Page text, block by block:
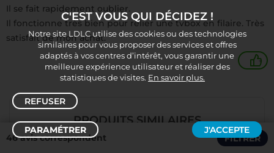
46 avis correspondent FILTRER
Trier /Filtrer
Il se fait rapidement oublier.
Il fonctionne très bien pour relier une tvbox en filaire. Très
satisfait de mon achat.
+
PRODUITS SIMILAIRES
C'EST VOUS QUI DÉCIDEZ !
Notre site LDLC utilise des cookies ou des technologies
similaires pour vous proposer des services et offres
adaptés à vos centres d’intérêt, vous garantir une
meilleure expérience utilisateur et réaliser des
statistiques de visites. En savoir plus.
REFUSER
PARAMÉTRER J'ACCEPTE